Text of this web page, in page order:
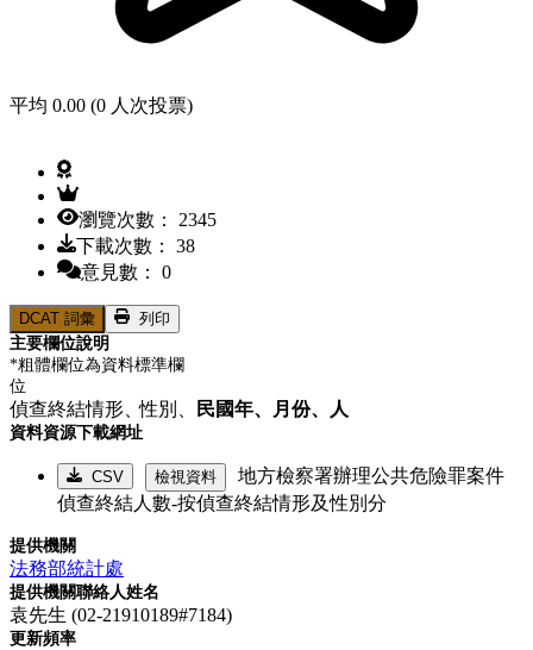
平均 0.00 (0 人次投票)
瀏覽次數： 2345
下載次數： 38
意見數： 0
DCAT 詞彙
列印
主要欄位說明
*粗體欄位為資料標準欄
位
偵查終結情形、性別、 民國年、 月份、 人
資料資源下載網址
CSV 檢視資料
地方檢察署辦理公共危險罪案件
偵查終結人數-按偵查終結情形及性別分
提供機關
法務部統計處
提供機關聯絡人姓名
袁先生 (02-21910189#7184)
更新頻率